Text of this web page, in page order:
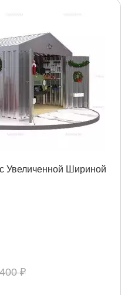
Увеличенной Шириной
₽